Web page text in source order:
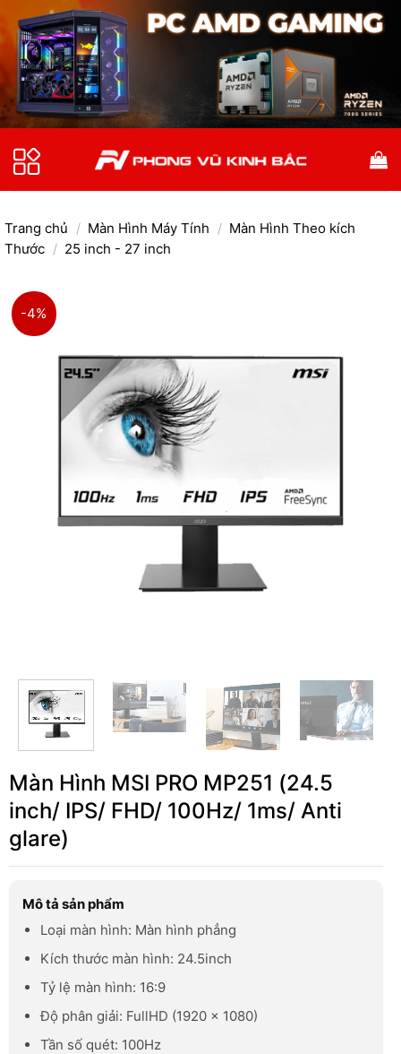
qua
nội
dung
Trang chủ / Màn Hình Máy Tính / Màn Hình Theo kích
Thước / 25 inch - 27 inch
-4%
Màn Hình MSI PRO MP251 (24.5
inch/ IPS/ FHD/ 100Hz/ 1ms/ Anti
glare)
Mô tả sản phẩm
Loại màn hình: Màn hình phẳng
Kích thước màn hình: 24.5inch
Tỷ lệ màn hình: 16:9
Độ phân giải: FullHD (1920 x 1080)
Tần số quét: 100Hz